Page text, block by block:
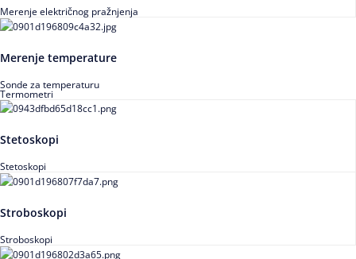
Merenje električnog pražnjenja
Merenje temperature
Sonde za temperaturu
Termometri
Stetoskopi
Stetoskopi
Stroboskopi
Stroboskopi